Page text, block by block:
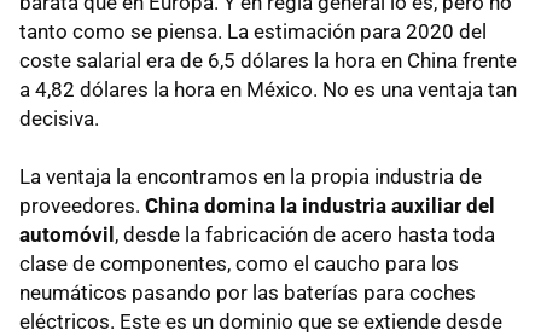
tanto como se piensa. La estimación para 2020 del
coste salarial era de 6,5 dólares la hora en China frente
a 4,82 dólares la hora en México. No es una ventaja tan
decisiva.
La ventaja la encontramos en la propia industria de
proveedores. China domina la industria auxiliar del
automóvil, desde la fabricación de acero hasta toda
clase de componentes, como el caucho para los
neumáticos pasando por las baterías para coches
eléctricos. Este es un dominio que se extiende desde